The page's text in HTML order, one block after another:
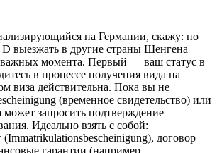
на Германии, скажу: по
выезжать в другие страны Шенгена
момента. Первый — ваш статус в
в процессе получения вида на
виза действительна. Пока вы не
(временное свидетельство) или
может запросить подтверждение
Идеально взять с собой:
(Immatrikulationsbescheinigung), договор
гарантии (например,